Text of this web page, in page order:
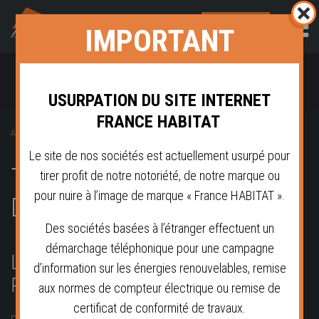
CONTACTER
ACCUEIL
TRAITEMENT DU BOIS À
DIJON (CÔTE-D’OR – 21)
LE TRAITEMENT DU BOIS, POUR
PRÉSERVER VOTRE TOITURE
IMPORTANT
USURPATION DU SITE INTERNET
FRANCE HABITAT
Le site de nos sociétés est actuellement usurpé pour
tirer profit de notre notoriété, de notre marque ou
pour nuire à l’image de marque « France HABITAT ».
Des sociétés basées à l’étranger effectuent un
démarchage téléphonique pour une campagne
d’information sur les énergies renouvelables, remise
aux normes de compteur électrique ou remise de
certificat de conformité de travaux.